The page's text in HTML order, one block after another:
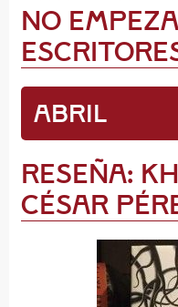
NO
Abril
Reseña:
César